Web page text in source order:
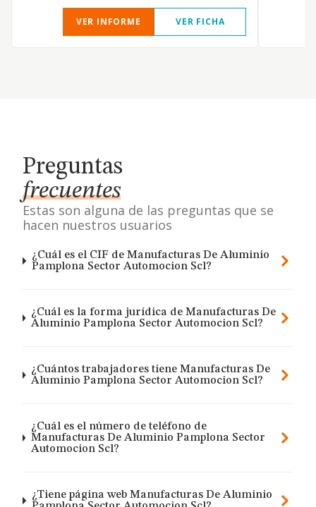
VER INFORME VER FICHA
Preguntas
frecuentes
Estas son alguna de las preguntas que se
hacen nuestros usuarios
¿Cuál es el CIF de Manufacturas De Aluminio
Pamplona Sector Automocion Scl?
¿Cuál es la forma jurídica de Manufacturas De
Aluminio Pamplona Sector Automocion Scl?
¿Cuántos trabajadores tiene Manufacturas De
Aluminio Pamplona Sector Automocion Scl?
¿Cuál es el número de teléfono de
Manufacturas De Aluminio Pamplona Sector
Automocion Scl?
¿Tiene página web Manufacturas De Aluminio